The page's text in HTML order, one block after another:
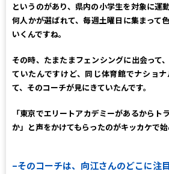
というのがあり、県内の小学生を対象に運
何人かが選ばれて、毎週土曜日に集まって
いくんですね。
その時、たまたまフェンシングに出会って
ていたんですけど、同じ体育館でナショ
て、そのコーチが見にきていたんです。
「東京でエリートアカデミーがあるからト
か」と声をかけてもらったのがキッカケで始
–そのコーチは、向江さんのどこに注